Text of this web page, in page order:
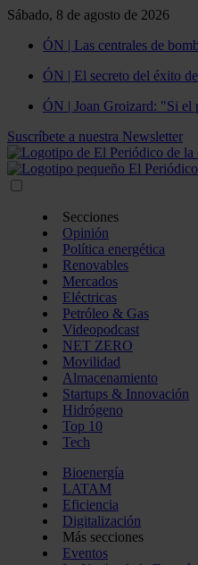
Sábado, 8 de agosto de 2026
ÓN | Las centrales de
ÓN | El secreto del éxito
ÓN | Joan Groizard: "Si el
Suscríbete a nuestra Newsletter
Secciones
Opinión
Política energética
Renovables
Mercados
Eléctricas
Petróleo & Gas
Videopodcast
NET ZERO
Movilidad
Almacenamiento
Startups & Innovación
Hidrógeno
Top 10
Tech
Bioenergía
LATAM
Eficiencia
Digitalización
Más secciones
Eventos